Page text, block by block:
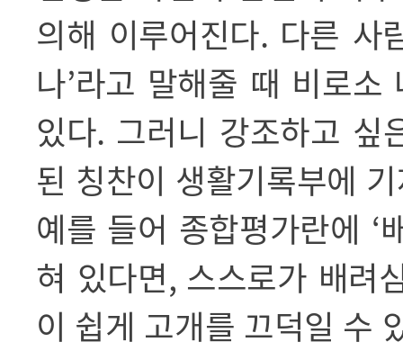
의해 이루어진다. 다른 사
나’라고 말해줄 때 비로소
있다. 그러니 강조하고 싶
된 칭찬이 생활기록부에
예를 들어 종합평가란에 ‘
혀 있다면, 스스로가 배려
이 쉽게 고개를 끄덕일 수